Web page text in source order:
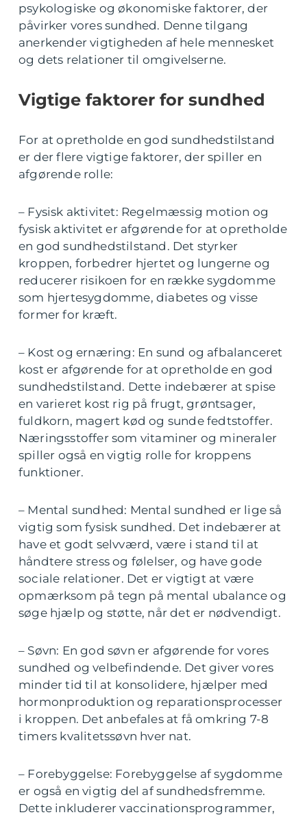
psykologiske og økonomiske faktorer, der
påvirker vores sundhed. Denne tilgang
anerkender vigtigheden af hele mennesket
og dets relationer til omgivelserne.
Vigtige faktorer for sundhed
For at opretholde en god sundhedstilstand
er der flere vigtige faktorer, der spiller en
afgørende rolle:
– Fysisk aktivitet: Regelmæssig motion og
fysisk aktivitet er afgørende for at opretholde
en god sundhedstilstand. Det styrker
kroppen, forbedrer hjertet og lungerne og
reducerer risikoen for en række sygdomme
som hjertesygdomme, diabetes og visse
former for kræft.
– Kost og ernæring: En sund og afbalanceret
kost er afgørende for at opretholde en god
sundhedstilstand. Dette indebærer at spise
en varieret kost rig på frugt, grøntsager,
fuldkorn, magert kød og sunde fedtstoffer.
Næringsstoffer som vitaminer og mineraler
spiller også en vigtig rolle for kroppens
funktioner.
– Mental sundhed: Mental sundhed er lige så
vigtig som fysisk sundhed. Det indebærer at
have et godt selvværd, være i stand til at
håndtere stress og følelser, og have gode
sociale relationer. Det er vigtigt at være
opmærksom på tegn på mental ubalance og
søge hjælp og støtte, når det er nødvendigt.
– Søvn: En god søvn er afgørende for vores
sundhed og velbefindende. Det giver vores
minder tid til at konsolidere, hjælper med
hormonproduktion og reparationsprocesser
i kroppen. Det anbefales at få omkring 7-8
timers kvalitetssøvn hver nat.
– Forebyggelse: Forebyggelse af sygdomme
er også en vigtig del af sundhedsfremme.
Dette inkluderer vaccinationsprogrammer,